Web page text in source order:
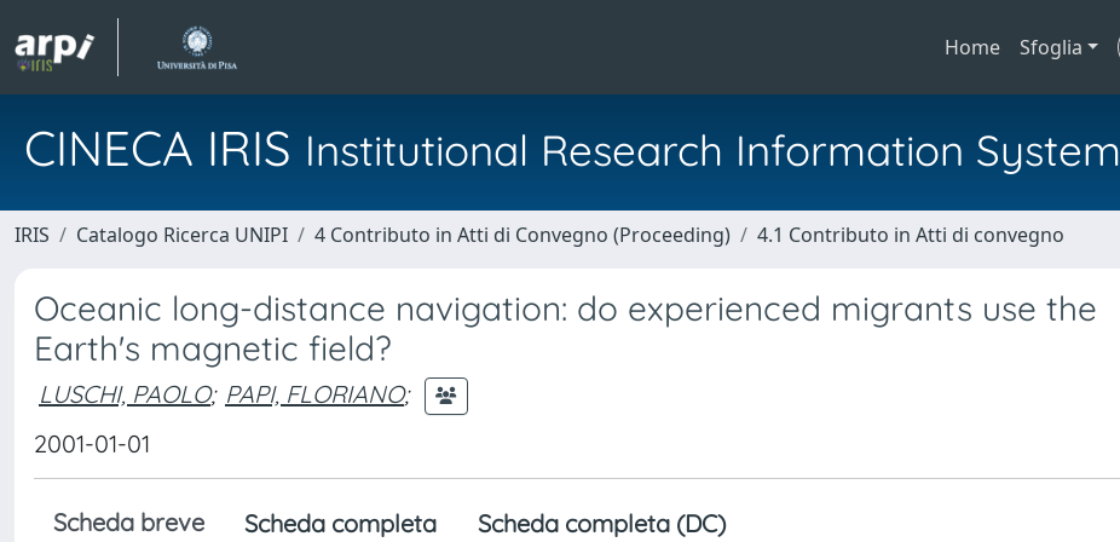
Home Sfoglia
CINECA IRIS Institutional Research Information System
IRIS Catalogo Ricerca UNIPI 4 Contributo in Atti di Convegno (Proceeding) 4.1 Contributo in Atti di convegno
Oceanic long-distance navigation: do experienced migrants use the
Earth's magnetic field?
LUSCHI, PAOLO; PAPI, FLORIANO;
2001-01-01
Scheda breve Scheda completa Scheda completa (DC)